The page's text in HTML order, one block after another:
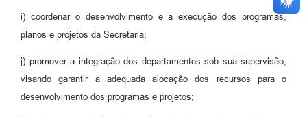
i) coordenar o desenvolvimento e a execução dos programas,
planos e projetos da Secretaria;
j) promover a integração dos departamentos sob sua supervisão,
visando garantir a adequada alocação dos recursos para o
desenvolvimento dos programas e projetos;